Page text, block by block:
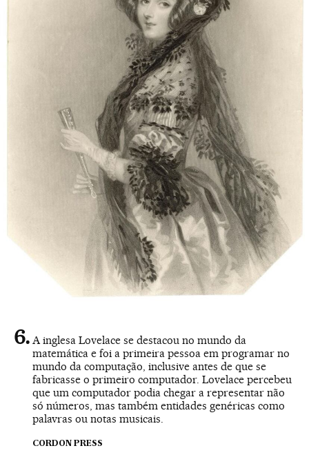
A inglesa Lovelace se destacou no mundo da
matemática e foi a primeira pessoa em programar no
mundo da computação, inclusive antes de que se
fabricasse o primeiro computador. Lovelace percebeu
que um computador podia chegar a representar não
só números, mas também entidades genéricas como
palavras ou notas musicais.
CORDON PRESS